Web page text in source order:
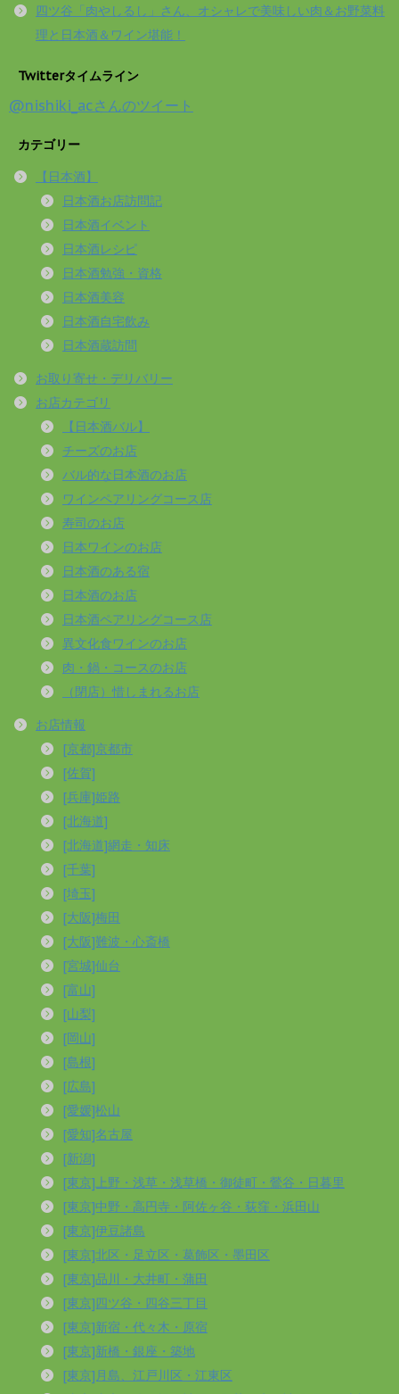
四ツ谷「肉やしるし」さん、オシャレで美味しい肉＆お野菜料
理と日本酒＆ワイン堪能！
Twitterタイムライン
@nishiki_acさんのツイート
カテゴリー
【日本酒】
日本酒お店訪問記
日本酒イベント
日本酒レシピ
日本酒勉強・資格
日本酒美容
日本酒自宅飲み
日本酒蔵訪問
お取り寄せ・デリバリー
お店カテゴリ
【日本酒バル】
チーズのお店
バル的な日本酒のお店
ワインペアリングコース店
寿司のお店
日本ワインのお店
日本酒のある宿
日本酒のお店
日本酒ペアリングコース店
異文化食ワインのお店
肉・鍋・コースのお店
（閉店）惜しまれるお店
お店情報
[京都]京都市
[佐賀]
[兵庫]姫路
[北海道]
[北海道]網走・知床
[千葉]
[埼玉]
[大阪]梅田
[大阪]難波・心斎橋
[宮城]仙台
[富山]
[山梨]
[岡山]
[島根]
[広島]
[愛媛]松山
[愛知]名古屋
[新潟]
[東京]上野・浅草・浅草橋・御徒町・鶯谷・日暮里
[東京]中野・高円寺・阿佐ヶ谷・荻窪・浜田山
[東京]伊豆諸島
[東京]北区・足立区・葛飾区・墨田区
[東京]品川・大井町・蒲田
[東京]四ツ谷・四谷三丁目
[東京]新宿・代々木・原宿
[東京]新橋・銀座・築地
[東京]月島、江戸川区・江東区